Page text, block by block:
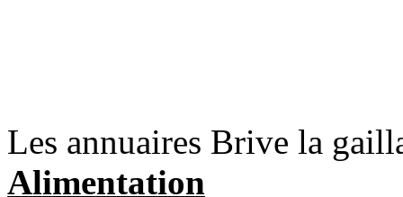
Les annuaires Brive la
Alimentation